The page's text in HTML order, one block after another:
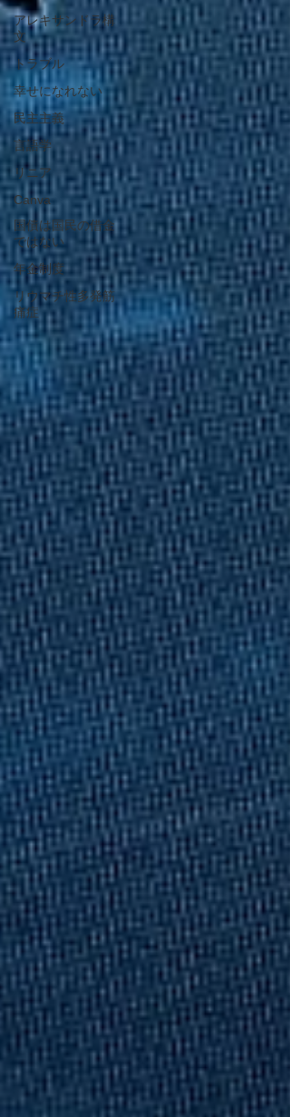
アレキサンドラ構
文
トラブル
幸せになれない
民主主義
言語学
リニア
Canva
国債は国民の借金
ではない
年金制度
リウマチ性多発筋
痛症